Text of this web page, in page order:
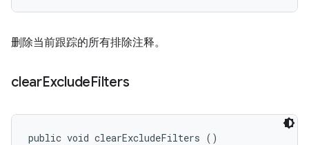
删除当前跟踪的所有排除注释。
clearExcludeFilters
public void clearExcludeFilters ()